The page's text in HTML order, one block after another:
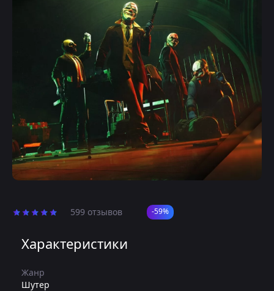
599 отзывов -59%
Характеристики
Жанр
Шутер